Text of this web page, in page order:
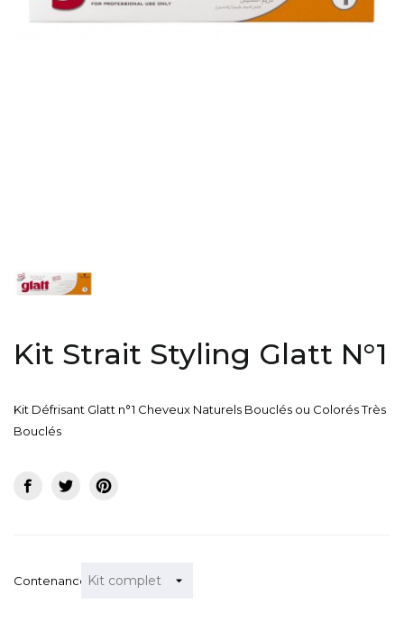
Kit Strait Styling Glatt N°1
Kit Défrisant Glatt n°1 Cheveux Naturels Bouclés ou Colorés Très
Bouclés
Contenance